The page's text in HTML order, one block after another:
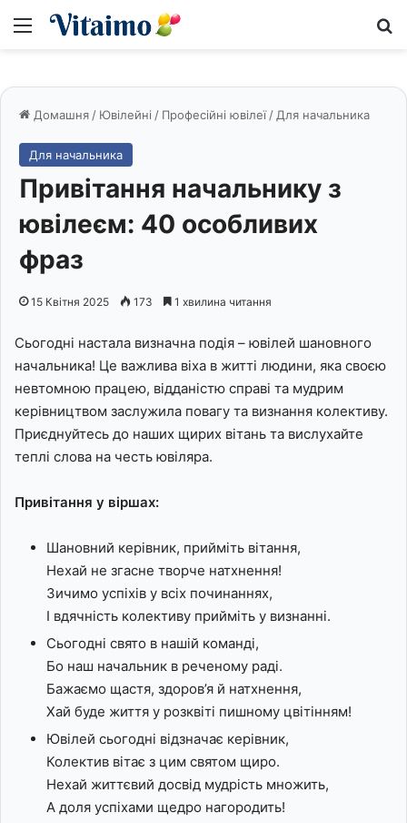
Меню
Домашня / Ювілейні / Професійні ювілеї / Для начальника
Для начальника
Привітання начальнику з
ювілеєм: 40 особливих
фраз
15 Квітня 2025 173 1 хвилина читання
Сьогодні настала визначна подія – ювілей шановного
начальника! Це важлива віха в житті людини, яка своєю
невтомною працею, відданістю справі та мудрим
керівництвом заслужила повагу та визнання колективу.
Приєднуйтесь до наших щирих вітань та вислухайте
теплі слова на честь ювіляра.
Привітання у віршах:
Шановний керівник, прийміть вітання,
Нехай не згасне творче натхнення!
Зичимо успіхів у всіх починаннях,
І вдячність колективу прийміть у визнанні.
Сьогодні свято в нашій командi,
Бо наш начальник в реченому раді.
Бажаємо щастя, здоров’я й натхнення,
Хай буде життя у розквіті пишному цвітінням!
Ювілей сьогодні відзначає керівник,
Колектив вітає з цим святом щиро.
Нехай життєвий досвід мудрість множить,
А доля успіхами щедро нагородить!